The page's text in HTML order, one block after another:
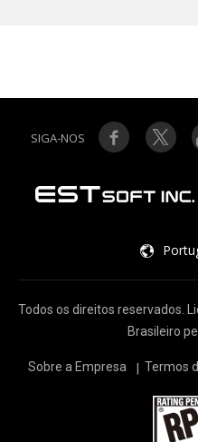
SIGA-NOS
Todos os direitos reservados.
Brasileiro
Sobre a Empresa Termos